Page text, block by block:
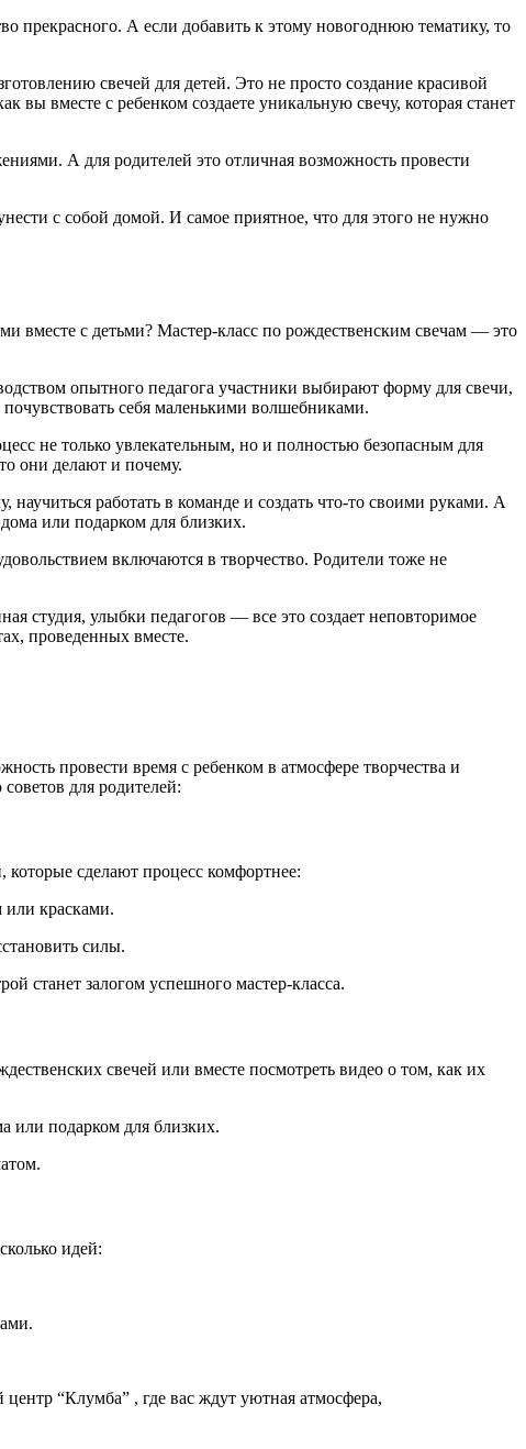
прекрасного. А если добавить к этому новогоднюю тематику, то
свечей для детей. Это не просто создание красивой
вместе с ребенком создаете уникальную свечу, которая станет
А для родителей это отличная возможность провести
с собой домой. И самое приятное, что для этого не нужно
вместе с детьми? Мастер-класс по рождественским свечам — это
опытного педагога участники выбирают форму для свечи,
себя маленькими волшебниками.
не только увлекательным, но и полностью безопасным для
они делают и почему.
работать в команде и создать что-то своими руками. А
или подарком для близких.
включаются в творчество. Родители тоже не
студия, улыбки педагогов — все это создает неповторимое
проведенных вместе.
провести время с ребенком в атмосфере творчества и
для родителей:
которые сделают процесс комфортнее:
или красками.
силы.
станет залогом успешного мастер-класса.
свечей или вместе посмотреть видео о том, как их
или подарком для близких.
идей:
“Клумба” , где вас ждут уютная атмосфера,